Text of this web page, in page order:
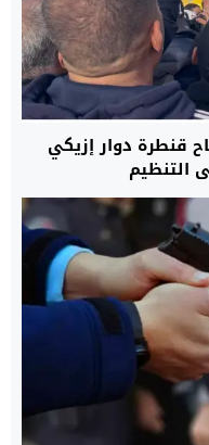
قنطرة دوار إزيكي
التنظيم